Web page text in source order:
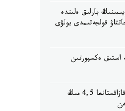
بارلىق ەلىندە
قولجەتىمدى بولۋى
استىق ەكسپورتىن
مەديتسينالىق تۋريزم: قازاقستانعا 4,5 مىڭ